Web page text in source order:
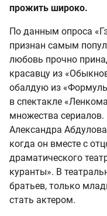
прожить широко.
По данным опроса
признан самым
любовь прочно
красавцу из
обалдую из
в спектакле
множества сериалов.
Александра
когда он вместе с
драматического
куранты». В
братьев, только
стать актером.